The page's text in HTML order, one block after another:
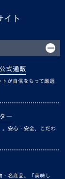
イト
式通販
トが自信をもって厳選
ー
。安心・安全、こだわ
・名産品。「美味し